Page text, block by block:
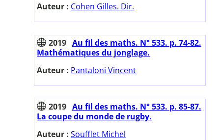
Auteur : Cohen Gilles. Dir.
2019 Au fil des maths. N° 533. p. 74-82.
Mathématiques du jonglage.
Auteur : Pantaloni Vincent
2019 Au fil des maths. N° 533. p. 85-87.
La coupe du monde de rugby.
Auteur : Soufflet Michel